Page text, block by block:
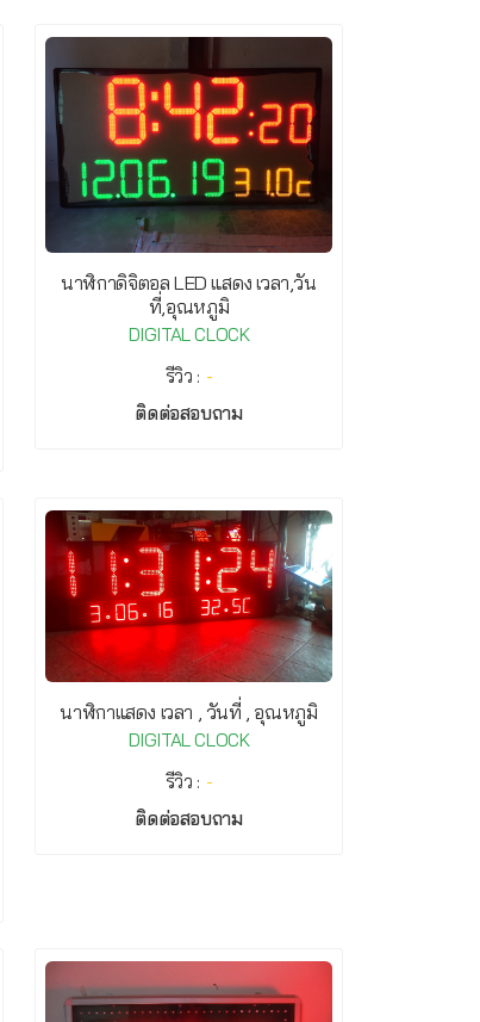
นาฬิกาดิจิตอล LED แสดง เวลา,วัน
ที่,อุณหภูมิ
DIGITAL CLOCK
รีวิว : -
ติดต่อสอบถาม
นาฬิกาแสดง เวลา , วันที่ , อุณหภูมิ
DIGITAL CLOCK
รีวิว : -
ติดต่อสอบถาม